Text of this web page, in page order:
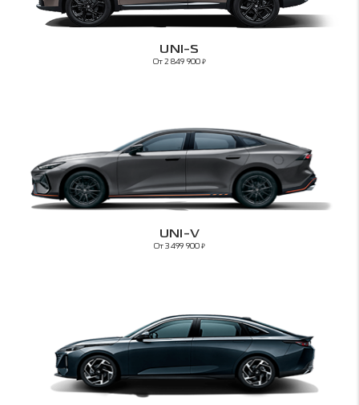
UNI-S
От 2 849 900₽
UNI-V
От 3 499 900₽